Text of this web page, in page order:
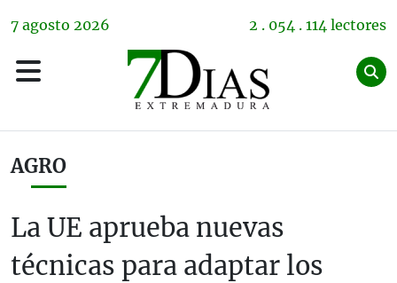
7 agosto 2026 2 . 054 . 114 lectores
AGRO
La UE aprueba nuevas
técnicas para adaptar los